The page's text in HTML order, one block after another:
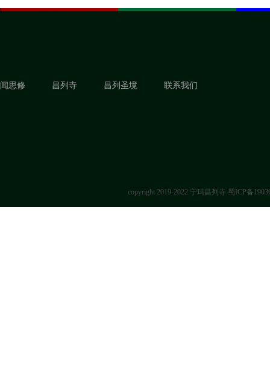
闻思修 昌列寺 昌列圣境 联系我们
copyright 2019-2022 宁玛昌列寺 蜀ICP备